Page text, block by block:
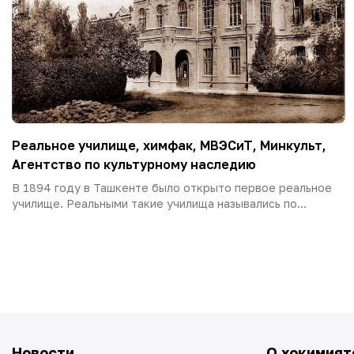
Реальное училище, химфак, МВЭСиТ, Минкульт,
Агентство по культурному наследию
В 1894 году в Ташкенте было открыто первое реальное
училище. Реальными такие училища назывались по...